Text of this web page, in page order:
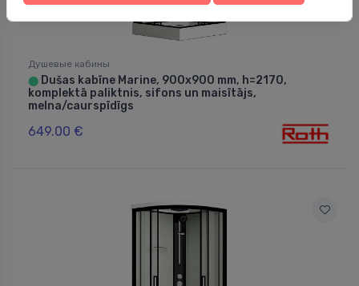
Душевые кабины
⬤ Dušas kabīne Marine, 900x900 mm, h=2170,
komplektā paliktnis, sifons un maisītājs,
melna/caurspīdīgs
649.00 €